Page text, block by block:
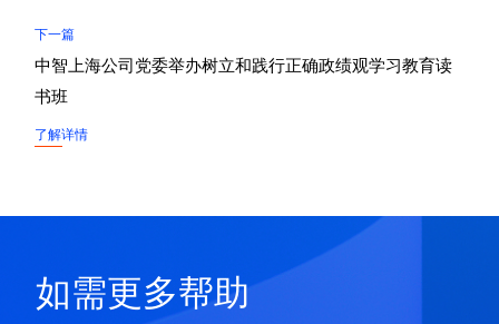
下一篇
中智上海公司党委举办树立和践行正确政绩观学习教育读
书班
了解详情
如需更多帮助